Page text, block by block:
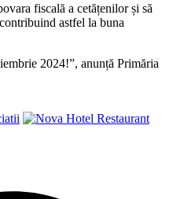
fiscală a cetățenilor și să
astfel la buna
2024!”, anunță Primăria